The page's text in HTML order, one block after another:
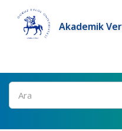
Akademik
Ara